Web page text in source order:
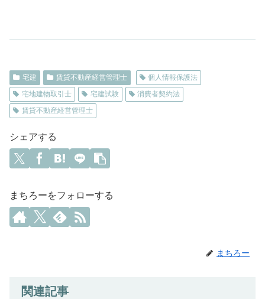
宅建 賃貸不動産経営管理士
個人情報保護法
宅地建物取引士
宅建試験
消費者契約法
賃貸不動産経営管理士
シェアする
まちろーをフォローする
まちろー
関連記事